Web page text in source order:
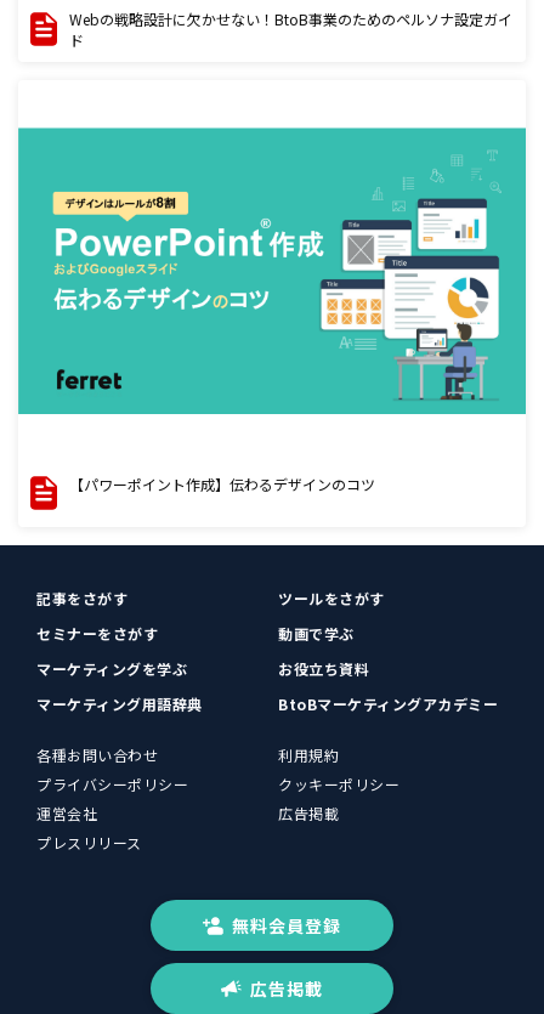
Webの戦略設計に欠かせない！BtoB事業のためのペルソナ設定ガイ
ド
【パワーポイント作成】伝わるデザインのコツ
記事をさがす
ツールをさがす
セミナーをさがす
動画で学ぶ
マーケティングを学ぶ
お役立ち資料
マーケティング用語辞典
BtoBマーケティングアカデミー
各種お問い合わせ
利用規約
プライバシーポリシー
クッキーポリシー
運営会社
広告掲載
プレスリリース
無料会員登録
広告掲載